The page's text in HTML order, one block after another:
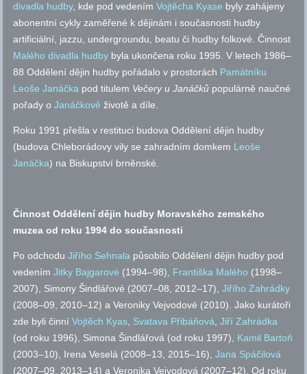
divadla hudby, kde pod vedenímVojtěcha Kyase byly zahájeny
abonentní cykly zaměřené k dějinám i současnosti hudby
artificiální, jazzu, undergroundu, beatu či hudby folkové. Činnost
Malého divadla hudby byla ukončena roku 1995. V letech 1986–
88 Oddělení dějin hudby pořádalo v prostorách Památníku
Leoše Janáčka pod titulem Večery u Janáčků populárně naučné
pořady oJanáčkověživotě a díle.
Roku 1991 přešla v restituci budova Oddělení dějin hudby
(budova Chleborádovy vily se zahradním domkem Leoše
Janáčka) na Biskupství brněnské.
Činnost Oddělení dějin hudby Moravského zemského
muzea od roku 1994 do současnosti
Po odchoduJiřího Sehnala působilo Oddělení dějin hudby pod
vedenímJitky Bajgarové (1994–98), Františka Malého (1998–
2007), Simony Šindlářové (2007–08, 2012–17),Jiřího Zahrádky
(2008–09, 2010–12) a Veroniky Vejvodové (2010). Jako kurátoři
zde byli činníVojtěch Kyas, Svatava Přibáňová,Jiří Zahrádka
(od roku 1996), Simona Šindlářová (od roku 1997), Kamil Bartoň
(2003–10), Irena Veselá (2008–13, 2015–16),Jana Spáčilová
(2007–09, 2013–14) a Veronika Vejvodová (2007–12). Od roku